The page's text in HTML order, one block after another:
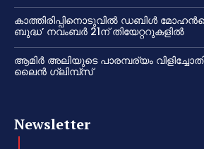
കാത്തിരിപ്പിനൊടുവിൽ ഡബിൾ
ബുദ്ധ’ നവംബർ 21ന് തിയേറ്ററുകളിൽ
ആമിർ അലിയുടെ പാരമ്പര്യം
ലൈൻ ഗ്ലിമ്പ്സ്
Newsletter